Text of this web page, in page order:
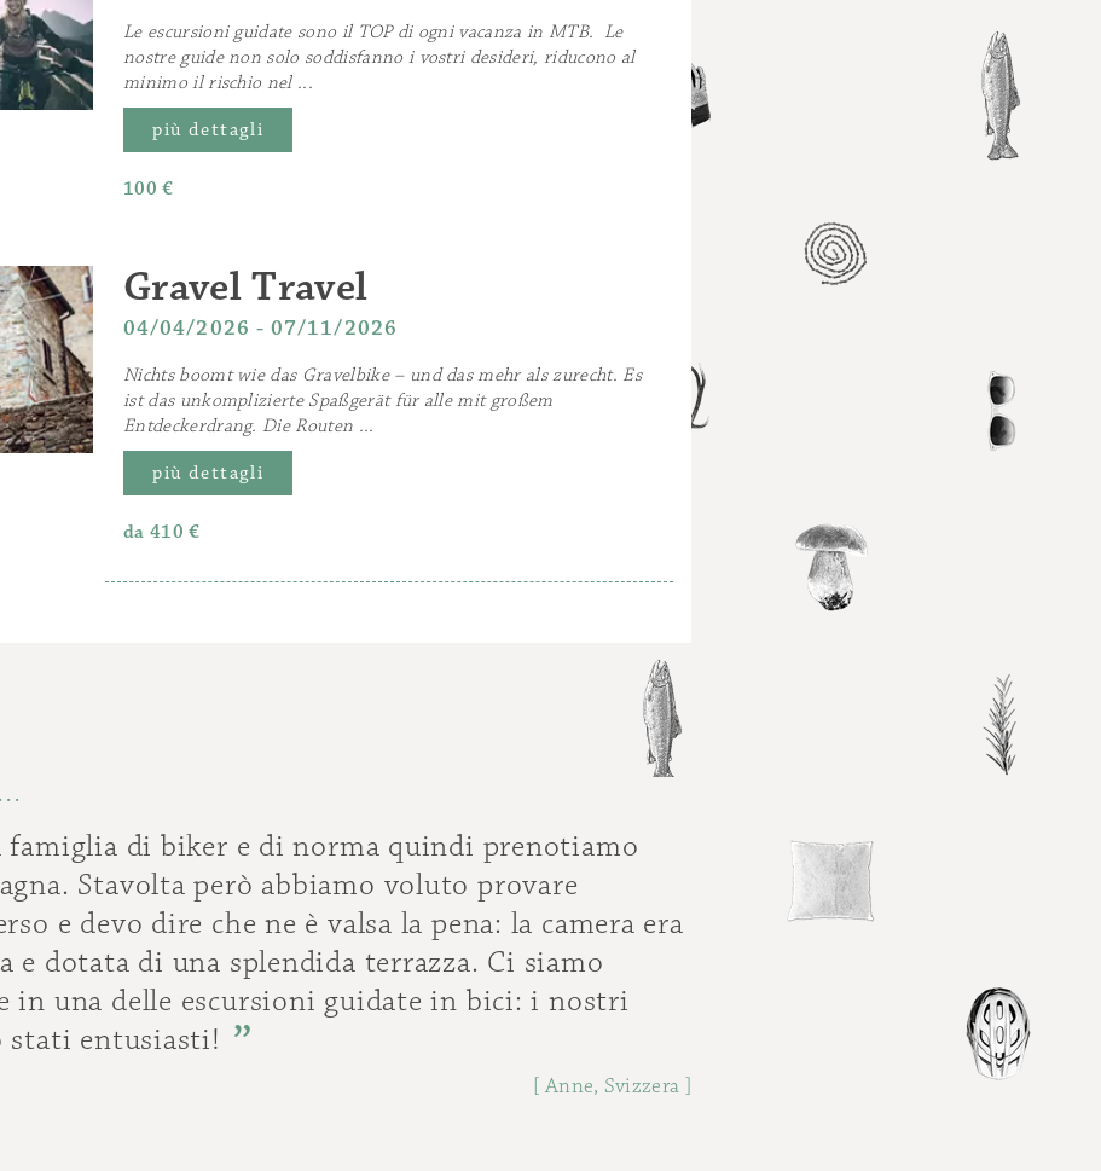
Le escursioni guidate sono il TOP di ogni vacanza in MTB. Le
nostre guide non solo soddisfanno i vostri desideri, riducono al
minimo il rischio nel ...
più dettagli
100 €
Gravel Travel
04/04/2026 - 07/11/2026
Nichts boomt wie das Gravelbike – und das mehr als zurecht. Es
ist das unkomplizierte Spaßgerät für alle mit großem
Entdeckerdrang. Die Routen ...
più dettagli
da 410 €
famiglia di biker e di norma quindi prenotiamo
Stavolta però abbiamo voluto provare
e devo dire che ne è valsa la pena: la camera era
dotata di una splendida terrazza. Ci siamo
in una delle escursioni guidate in bici: i nostri
stati entusiasti!
[ Anne, Svizzera ]